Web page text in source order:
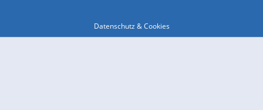
Datenschutz & Cookies